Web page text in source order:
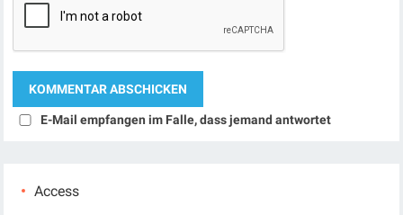
E-Mail empfangen im Falle, dass jemand antwortet
Access